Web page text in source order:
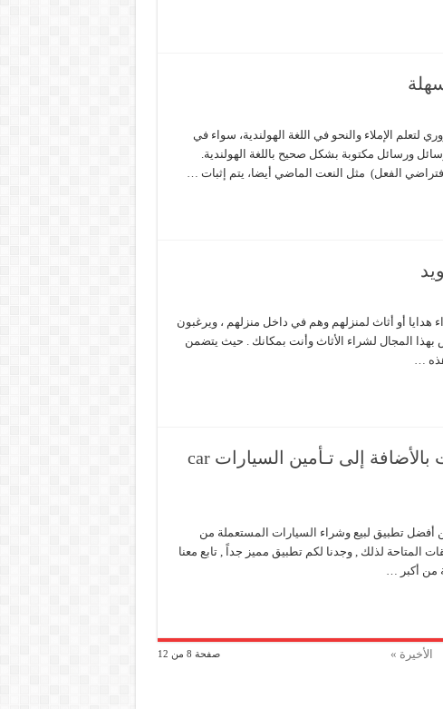
لتعلم الإملاء والنحو في اللغة الهولندية، سواء في
ورسائل مكتوبة بشكل صحيح باللغة الهولندية.
الفعل) مثل النعت الماضي أيضا، يتم إثبات …
هدايا أو أثاث لمنزلهم وهم في داخل منزلهم ، ويرغبون
المجال لشراء الأثاث وأنت بمكانك . حيث يتضمن
…
تطبيق يساعدك على شراء وبيع السيارات بالأضافة إلى تـأمين السيارات car
أفضل تطبيق لبيع وشراء السيارات المستعملة من
المتاحة لذلك , وجدنا لكم تطبيق مميز جداً , تابع معنا
من أكبر …
صفحة 8 من 12 الأخيرة »